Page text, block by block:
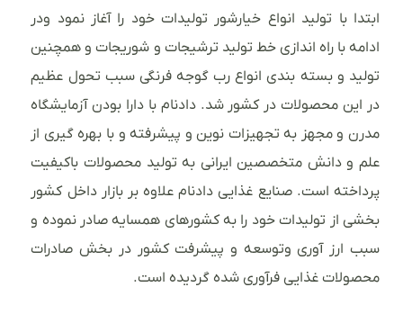
ابتدا با تولید انواع خیارشور تولیدات خود را آغاز نمود ودر
ادامه با راه اندازی خط تولید ترشیجات و شوریجات و همچنین
تولید و بسته بندی انواع رب گوجه فرنگی سبب تحول عظیم
در این محصولات در کشور شد. دادنام با دارا بودن آزمایشگاه
مدرن و مجهز به تجهیزات نوین و پیشرفته و با بهره گیری از
علم و دانش متخصصین ایرانی به تولید محصولات باکیفیت
پرداخته است. صنایع غذایی دادنام علاوه بر بازار داخل کشور
بخشی از تولیدات خود را به کشورهای همسایه صادر نموده و
سبب ارز آوری وتوسعه و پیشرفت کشور در بخش صادرات
محصولات غذایی فرآوری شده گردیده است.